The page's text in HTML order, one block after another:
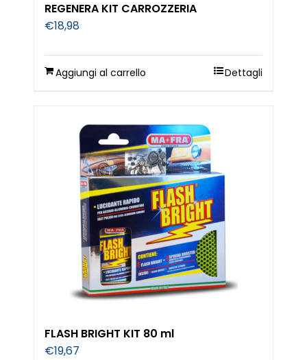
REGENERA KIT CARROZZERIA
€18,98
Aggiungi al carrello Dettagli
FLASH BRIGHT KIT 80 ml
€19,67